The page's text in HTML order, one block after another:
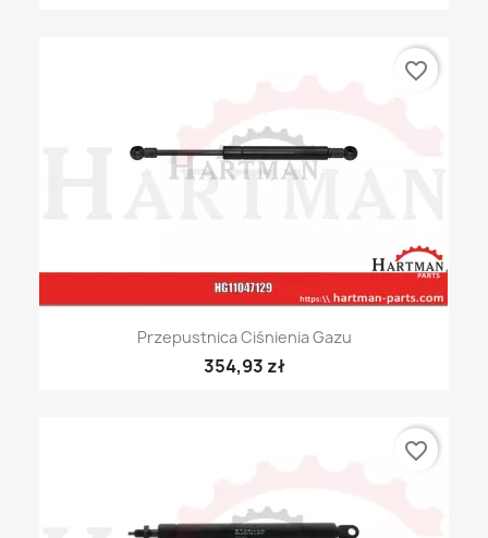
Przepustnica Ciśnienia Gazu
354,93 zł
favorite_border
favorite_border